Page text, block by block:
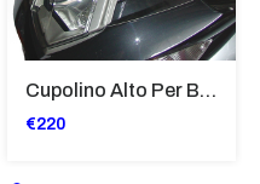
Cupolino Alto Per Bmw R 1200 St 2004 - 2007 TRASPARENTE - Sc950-T
€220